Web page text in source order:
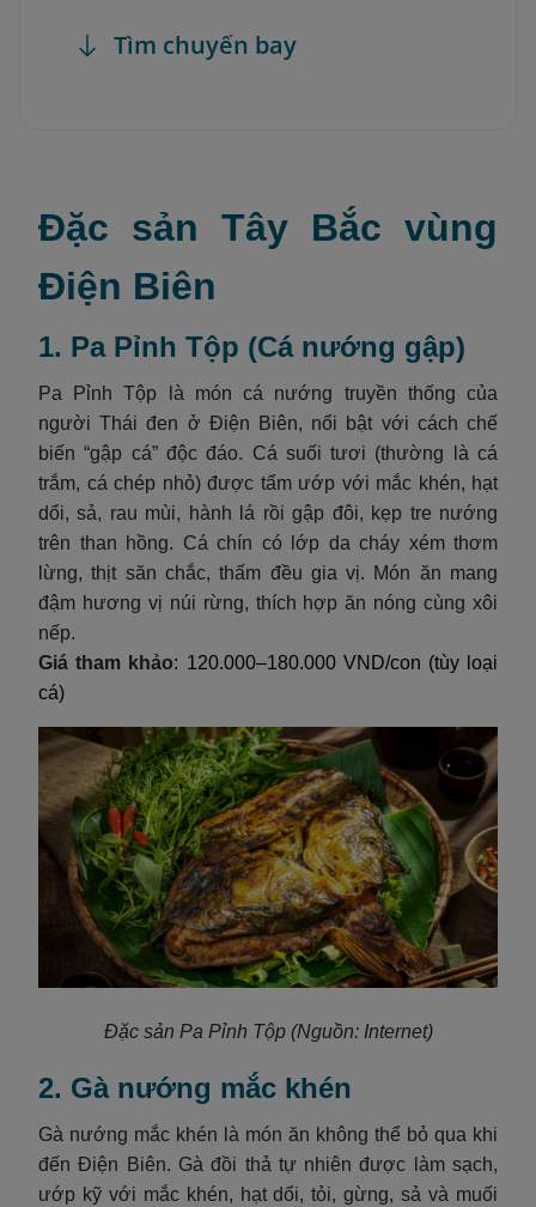
Tìm chuyến bay
Đặc sản Tây Bắc vùng
Điện Biên
1. Pa Pỉnh Tộp (Cá nướng gập)
Pa Pỉnh Tộp là món cá nướng truyền thống của
người Thái đen ở Điện Biên, nổi bật với cách chế
biến “gập cá” độc đáo. Cá suối tươi (thường là cá
trắm, cá chép nhỏ) được tẩm ướp với mắc khén, hạt
dổi, sả, rau mùi, hành lá rồi gập đôi, kẹp tre nướng
trên than hồng. Cá chín có lớp da cháy xém thơm
lừng, thịt săn chắc, thấm đều gia vị. Món ăn mang
đậm hương vị núi rừng, thích hợp ăn nóng cùng xôi
nếp.
Giá tham khảo: 120.000–180.000 VND/con (tùy loại
cá)
Đặc sản Pa Pỉnh Tộp(Nguồn: Internet)
2. Gà nướng mắc khén
Gà nướng mắc khén là món ăn không thể bỏ qua khi
đến Điện Biên. Gà đồi thả tự nhiên được làm sạch,
ướp kỹ với mắc khén, hạt dổi, tỏi, gừng, sả và muối